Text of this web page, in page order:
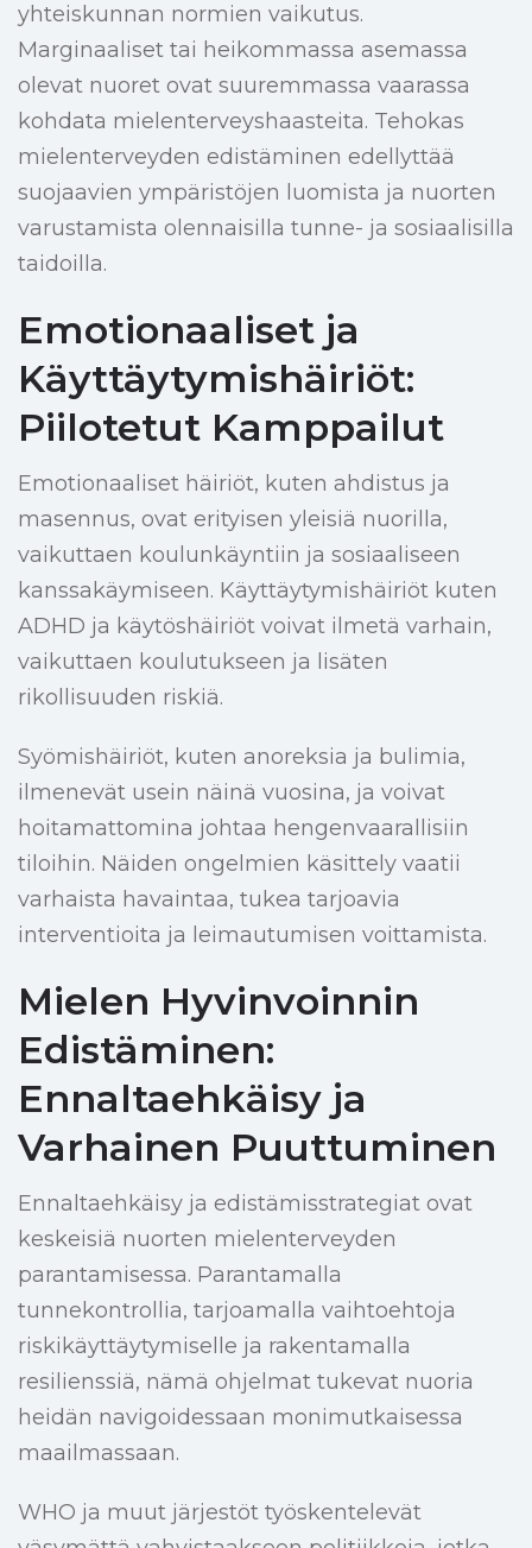
yhteiskunnan normien vaikutus.
Marginaaliset tai heikommassa asemassa
olevat nuoret ovat suuremmassa vaarassa
kohdata mielenterveyshaasteita. Tehokas
mielenterveyden edistäminen edellyttää
suojaavien ympäristöjen luomista ja nuorten
varustamista olennaisilla tunne- ja sosiaalisilla
taidoilla.
Emotionaaliset ja
Käyttäytymishäiriöt:
Piilotetut Kamppailut
Emotionaaliset häiriöt, kuten ahdistus ja
masennus, ovat erityisen yleisiä nuorilla,
vaikuttaen koulunkäyntiin ja sosiaaliseen
kanssakäymiseen. Käyttäytymishäiriöt kuten
ADHD ja käytöshäiriöt voivat ilmetä varhain,
vaikuttaen koulutukseen ja lisäten
rikollisuuden riskiä.
Syömishäiriöt, kuten anoreksia ja bulimia,
ilmenevät usein näinä vuosina, ja voivat
hoitamattomina johtaa hengenvaarallisiin
tiloihin. Näiden ongelmien käsittely vaatii
varhaista havaintaa, tukea tarjoavia
interventioita ja leimautumisen voittamista.
Mielen Hyvinvoinnin
Edistäminen:
Ennaltaehkäisy ja
Varhainen Puuttuminen
Ennaltaehkäisy ja edistämisstrategiat ovat
keskeisiä nuorten mielenterveyden
parantamisessa. Parantamalla
tunnekontrollia, tarjoamalla vaihtoehtoja
riskikäyttäytymiselle ja rakentamalla
resilienssiä, nämä ohjelmat tukevat nuoria
heidän navigoidessaan monimutkaisessa
maailmassaan.
WHO ja muut järjestöt työskentelevät